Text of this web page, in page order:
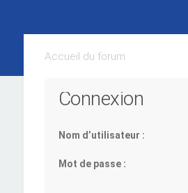
Accueil du forum
Connexion
Nom d’utilisateur :
Mot de passe :